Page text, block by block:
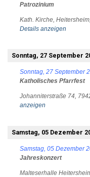
Patrozinium
Kath. Kirche,
Details anzeigen
Sonntag, 27 September
Sonntag, 27 September
Katholisches Pfarrfest
Johanniterstraße 74,
anzeigen
Samstag, 05 Dezember
Samstag, 05 Dezember
Jahreskonzert
Malteserhalle